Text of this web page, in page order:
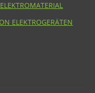
ELEKTROGERÄTEN